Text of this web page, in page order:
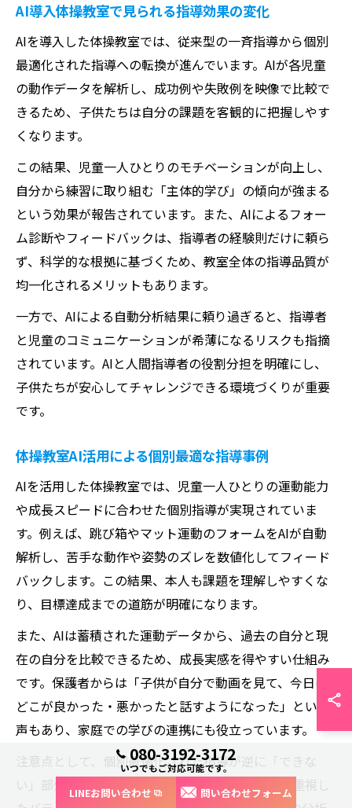
AI導入体操教室で見られる指導効果の変化
AIを導入した体操教室では、従来型の一斉指導から個別
最適化された指導への転換が進んでいます。AIが各児童
の動作データを解析し、成功例や失敗例を映像で比較で
きるため、子供たちは自分の課題を客観的に把握しやす
くなります。
この結果、児童一人ひとりのモチベーションが向上し、
自分から練習に取り組む「主体的学び」の傾向が強まる
という効果が報告されています。また、AIによるフォー
ム診断やフィードバックは、指導者の経験則だけに頼ら
ず、科学的な根拠に基づくため、教室全体の指導品質が
均一化されるメリットもあります。
一方で、AIによる自動分析結果に頼り過ぎると、指導者
と児童のコミュニケーションが希薄になるリスクも指摘
されています。AIと人間指導者の役割分担を明確にし、
子供たちが安心してチャレンジできる環境づくりが重要
です。
体操教室AI活用による個別最適な指導事例
AIを活用した体操教室では、児童一人ひとりの運動能力
や成長スピードに合わせた個別指導が実現されていま
す。例えば、跳び箱やマット運動のフォームをAIが自動
解析し、苦手な動作や姿勢のズレを数値化してフィード
バックします。この結果、本人も課題を理解しやすくな
り、目標達成までの道筋が明確になります。
また、AIは蓄積された運動データから、過去の自分と現
在の自分を比較できるため、成長実感を得やすい仕組み
です。保護者からは「子供が自分で動画を見て、今日は
どこが良かった・悪かったと話すようになった」という
声もあり、家庭での学びの連携にも役立っています。
注意点として、個別最適化された指導が逆に「できな
い」部分の強調につながらないよう、成功体験を重視し
080-3192-3172
いつでもご対応可能です。
LINEお問い合わせ 問い合わせフォーム